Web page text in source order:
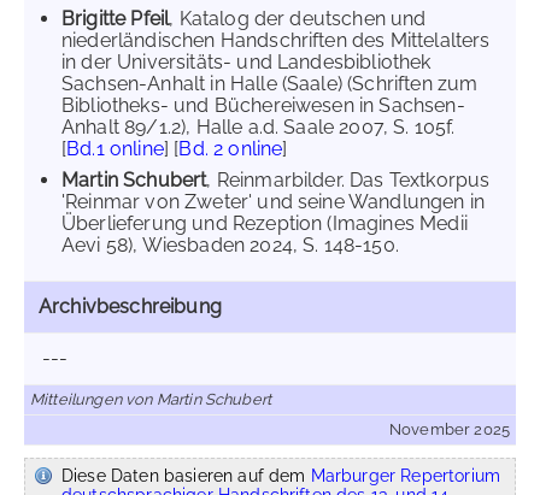
Brigitte Pfeil, Katalog der deutschen und
niederländischen Handschriften des Mittelalters
in der Universitäts- und Landesbibliothek
Sachsen-Anhalt in Halle (Saale) (Schriften zum
Bibliotheks- und Büchereiwesen in Sachsen-
Anhalt 89/1.2), Halle a.d. Saale 2007, S. 105f.
[Bd.1 online] [Bd. 2 online]
Martin Schubert, Reinmarbilder. Das Textkorpus
'Reinmar von Zweter' und seine Wandlungen in
Überlieferung und Rezeption (Imagines Medii
Aevi 58), Wiesbaden 2024, S. 148-150.
Archivbeschreibung
---
Mitteilungen von Martin Schubert
November 2025
Diese Daten basieren auf dem Marburger Repertorium